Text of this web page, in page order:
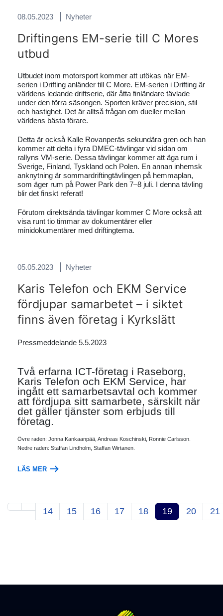
08.05.2023 Nyheter
Driftingens EM-serie till C Mores
utbud
Utbudet inom motorsport kommer att utökas när EM-
serien i Drifting anländer till C More. EM-serien i Drifting är
världens ledande driftserie, där åtta finländare tävlade
under den förra säsongen. Sporten kräver precision, stil
och hastighet. Det är alltså frågan om dueller mellan
världens bästa förare.
Detta är också Kalle Rovanperäs sekundära gren och han
kommer att delta i fyra DMEC-tävlingar vid sidan om
rallyns VM-serie. Dessa tävlingar kommer att äga rum i
Sverige, Finland, Tyskland och Polen. En annan inhemsk
anknytning är sommardriftingtävlingen på hemmaplan,
som äger rum på Power Park den 7–8 juli. I denna tävling
blir det finskt referat!
Förutom direktsända tävlingar kommer C More också att
visa runt tio timmar av dokumentärer eller
minidokumentärer med driftingtema.
05.05.2023 Nyheter
Karis Telefon och EKM Service
fördjupar samarbetet – i siktet
finns även företag i Kyrkslätt
Pressmeddelande 5.5.2023
Två erfarna ICT-företag i Raseborg,
Karis Telefon och EKM Service, har
ingått ett samarbetsavtal och kommer
att fördjupa sitt samarbete, särskilt när
det gäller tjänster som erbjuds till
företag.
Övre raden: Jonna Kankaanpää, Andreas Koschinski, Ronnie Carlsson.
Nedre raden: Staffan Lindholm, Staffan Wirtanen.
LÄS MER
14 15 16 17 18 19 20 21